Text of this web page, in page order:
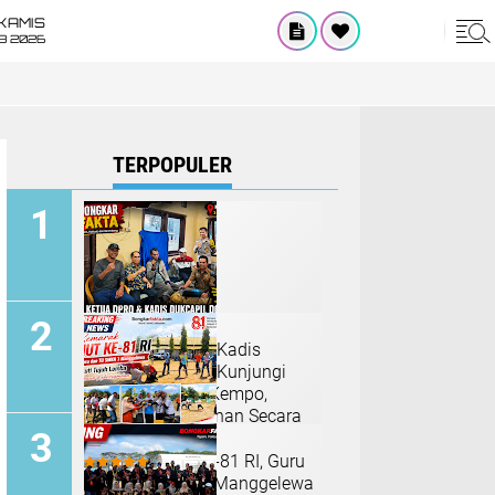
2026
TERPOPULER
Ketua DPRD dan Kadis
Dukcapil Dompu Kunjungi
ODGJ di Polsek Kempo,
Dorong Penanganan Secara
Humanis
Semarak HUT ke-81 RI, Guru
dan TU SMKN 1 Manggelewa